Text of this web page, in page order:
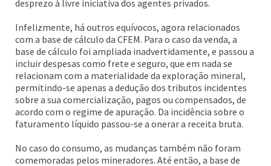
desprezo à livre iniciativa dos agentes privados.
Infelizmente, há outros equívocos, agora relacionados
com a base de cálculo da CFEM. Para o caso da venda, a
base de cálculo foi ampliada inadvertidamente, e passou a
incluir despesas como frete e seguro, que em nada se
relacionam com a materialidade da exploração mineral,
permitindo-se apenas a dedução dos tributos incidentes
sobre a sua comercialização, pagos ou compensados, de
acordo com o regime de apuração. Da incidência sobre o
faturamento líquido passou-se a onerar a receita bruta.
No caso do consumo, as mudanças também não foram
comemoradas pelos mineradores. Até então, a base de